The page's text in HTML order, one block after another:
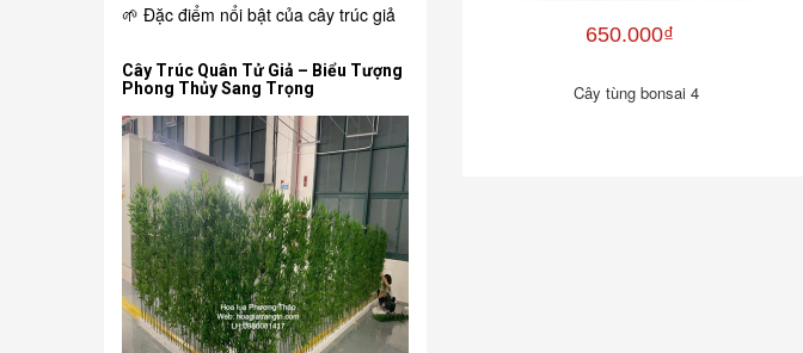
Chậu hồng môn giả
650.000₫
Cây tùng bonsai 4
🌱 Đặc điểm nổi bật của cây trúc giả
Cây Trúc Quân Tử Giả – Biểu Tượng
Phong Thủy Sang Trọng